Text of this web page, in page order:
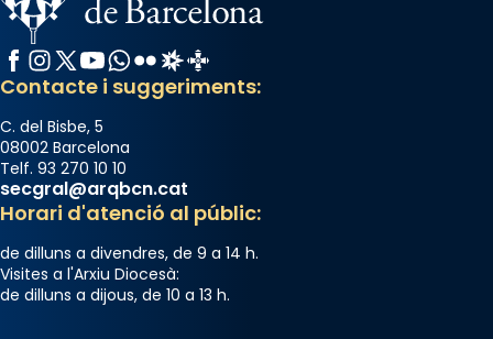
Facebook
Instagram
X / Twitter
YouTube
WhatsApp
FlickrRadio Estel
Catalunya Cristiana
Contacte i suggeriments:
C. del Bisbe, 5
08002 Barcelona
Telf. 93 270 10 10
secgral@arqbcn.cat
Horari d'atenció al públic:
de dilluns a divendres, de 9 a 14 h.
Visites a l'Arxiu Diocesà:
de dilluns a dijous, de 10 a 13 h.